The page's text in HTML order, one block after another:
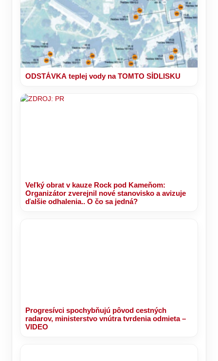
ODSTÁVKA teplej vody na TOMTO SÍDLISKU
Veľký obrat v kauze Rock pod Kameňom:
Organizátor zverejnil nové stanovisko a avizuje
ďalšie odhalenia.. O čo sa jedná?
Progresívci spochybňujú pôvod cestných
radarov, ministerstvo vnútra tvrdenia odmieta –
VIDEO